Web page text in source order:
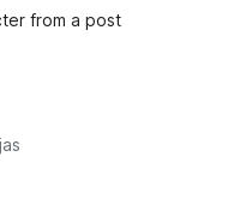
from a post